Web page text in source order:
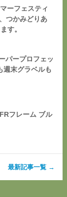
ーフェスティ
つかみどりあ
す。
パープロフェッ
週末グラベルも
フレーム ブル
最新記事一覧 →